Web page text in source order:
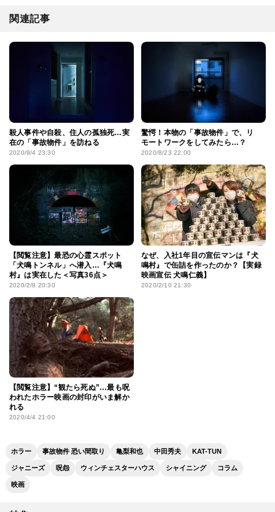
関連記事
殺人事件や自殺、住人の孤独死…実
在の「事故物件」を訪ねる
2020/9/4 23:30
驚愕！本物の「事故物件」で、リ
モートワークをしてみたら…？
2020/8/23 22:00
【閲覧注意】最恐の心霊スポット
「犬鳴トンネル」へ潜入…『犬鳴
村』は実在した＜写真36点＞
2020/2/8 20:30
なぜ、入社1年目の宣伝マンは『犬
鳴村』で缶詰を作ったのか？【実録
映画宣伝 犬鳴仁義】
2020/2/10 21:30
【閲覧注意】“観たら死ぬ”…最も呪
われたホラー映画の封印がいま解か
れる
2020/4/4 21:00
ホラー 事故物件 恐い間取り 亀梨和也 中田秀夫 KAT-TUN
ジャニーズ 呪怨 ウィンチェスターハウス シャイニング コラム
映画